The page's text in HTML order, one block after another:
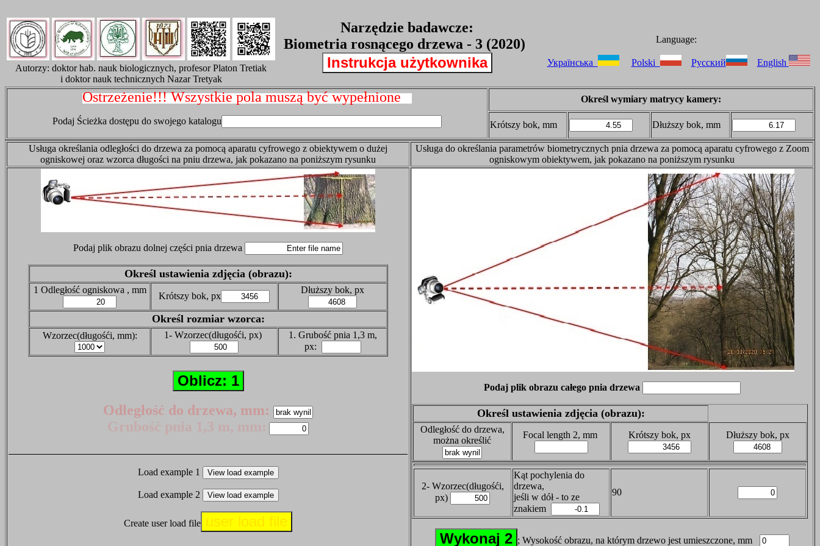
Autorzy: doktor hab. nauk biologicznych, profesor Platon Tretiak
i doktor nauk technicznych Nazar Tretyak
Narzędzie badawcze:
Biometria rosnącego drzewa - 3 (2020)
Language:
Українська Polski Русский English
Ostrzeżenie!!! Wszystkie pola muszą być wypełnione
Podaj Ścieżka dostępu do swojego katalogu
Określ wymiary matrycy kamery:
Krótszy bok, mm Dłuższy bok, mm
Usługa określania odległości do drzewa za pomocą aparatu cyfrowego z obiektywem o dużej
ogniskowej oraz wzorca długości na pniu drzewa, jak pokazano na poniższym rysunku
Usługa do określania parametrów biometrycznych pnia drzewa za pomocą aparatu cyfrowego z Zoom
ogniskowym obiektywem, jak pokazano na poniższym rysunku
Podaj plik obrazu dolnej części pnia drzewa
Określ ustawienia zdjęcia (obrazu):
1 Odległość ogniskowa , mm
Krótszy bok, px
Dłuższy bok, px
Określ rozmiar wzorca:
Wzorzec(długośći, mm): 1- Wzorzec(długośći, px)
1. Grubość pnia 1,3 m,
px:
Odległość do drzewa, mm:
Load example 1
Load example 2
Create user load file
Podaj plik obrazu całego pnia drzewa
Określ ustawienia zdjęcia (obrazu):
Odległość do drzewa,
można określić
Focal length 2, mm Krótszy bok, px Dłuższy bok, px
2- Wzorzec(długośći,
px)
Kąt pochylenia do
drzewa,
jeśli w dół - to ze
znakiem
90
; Wysokość obrazu, na którym drzewo jest umieszczone, mm